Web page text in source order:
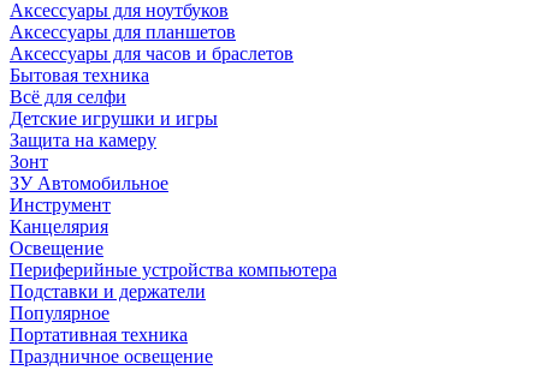
Аксессуары для ноутбуков
Аксессуары для планшетов
Аксессуары для часов и браслетов
Бытовая техника
Всё для селфи
Детские игрушки и игры
Защита на камеру
Зонт
ЗУ Автомобильное
Инструмент
Канцелярия
Освещение
Периферийные устройства компьютера
Подставки и держатели
Популярное
Портативная техника
Праздничное освещение